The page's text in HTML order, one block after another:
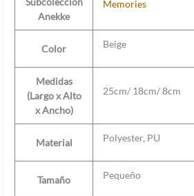
Anekke
Memories
Color Beige
Medidas
(Largo x Alto
x Ancho)
25cm/ 18cm/ 8cm
Material Polyester, PU
Tamaño Pequeño